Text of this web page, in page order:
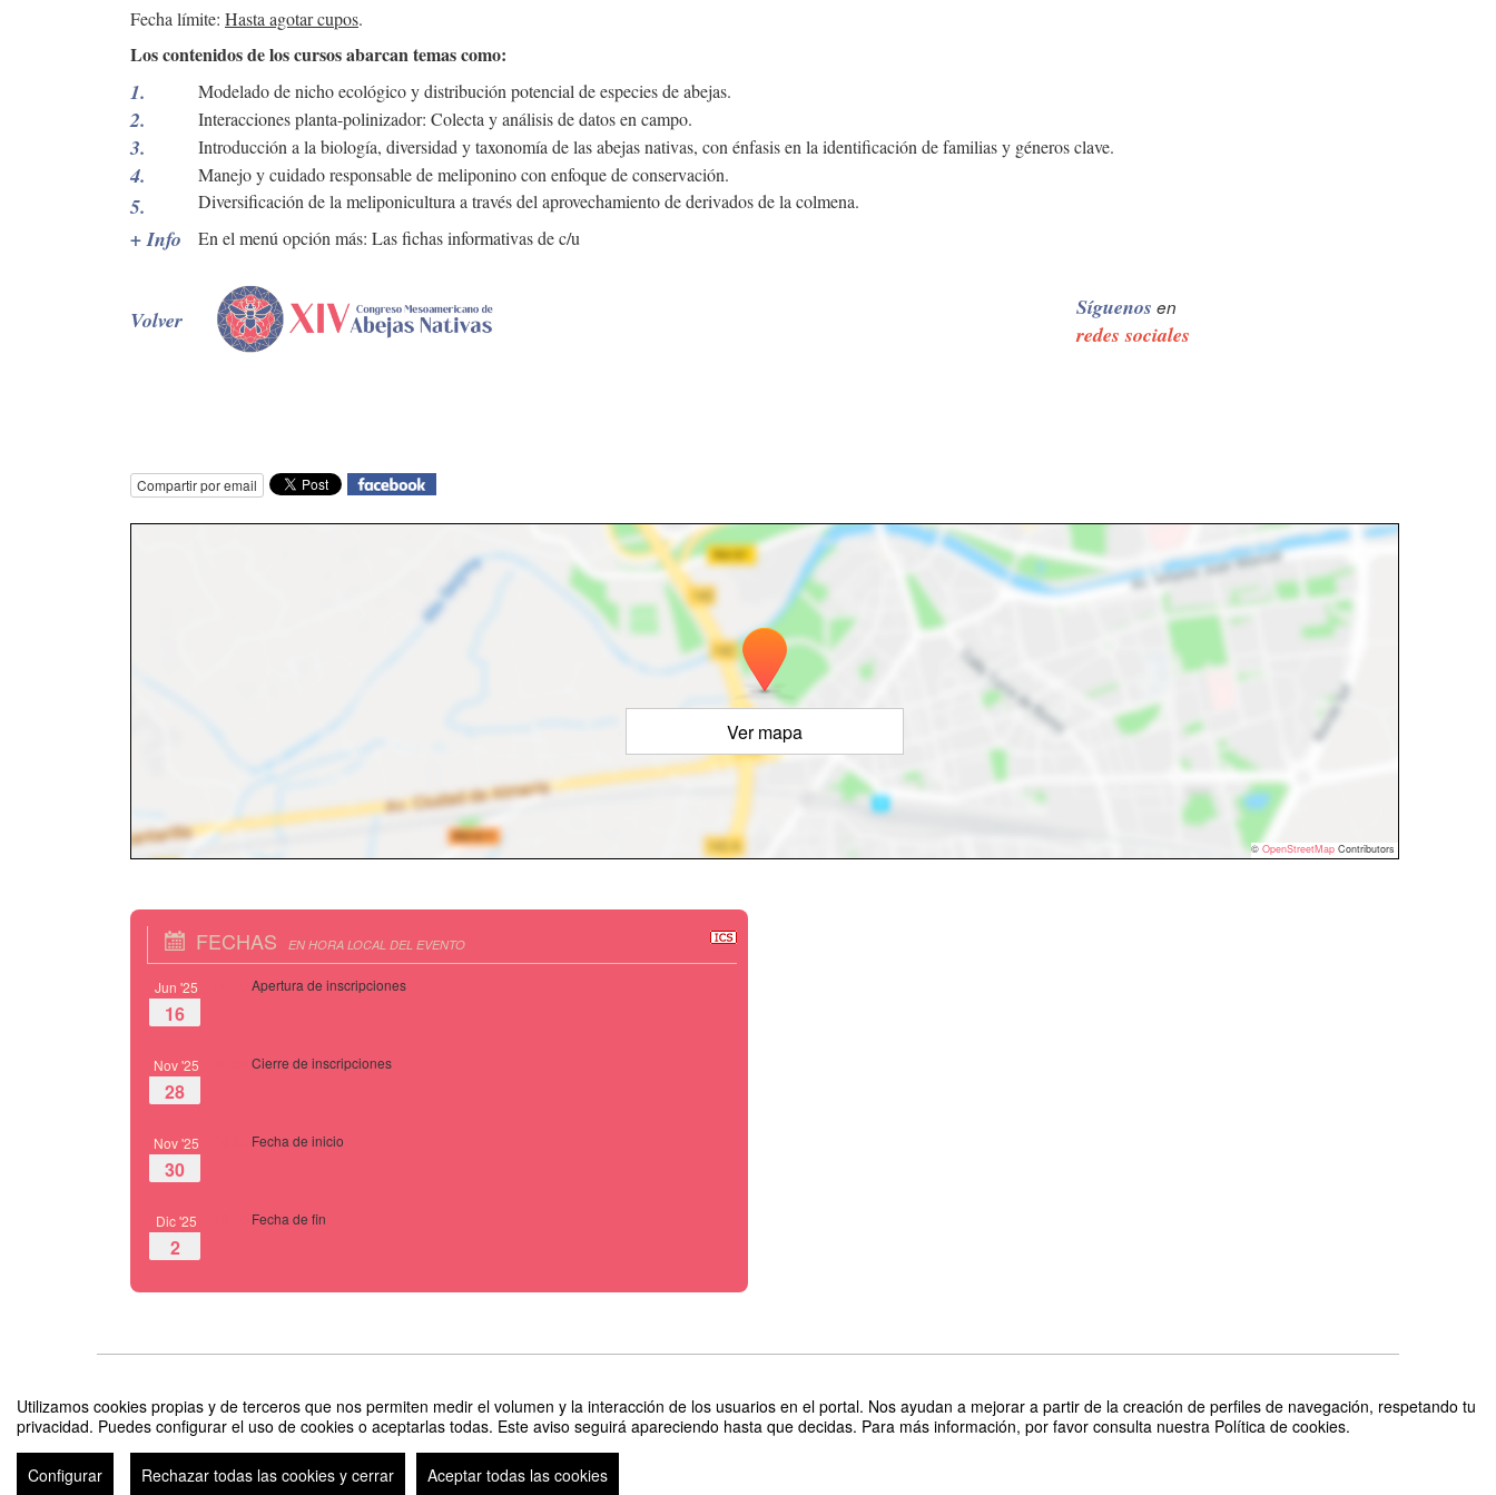
Utilizamos cookies propias y de terceros que nos permiten medir el volumen y la interacción de los usuarios en el portal. Nos ayudan a mejorar a partir de la creación de perfiles de navegación, respetando tu
privacidad. Puedes configurar el uso de cookies o aceptarlas todas. Este aviso seguirá apareciendo hasta que decidas. Para más información, por favor consulta nuestra Política de cookies.
Configurar Rechazar todas las cookies y cerrar Aceptar todas las cookies
Fecha límite: Hasta agotar cupos.
Los contenidos de los cursos abarcan temas como:
1. Modelado de nicho ecológico y distribución potencial de especies de abejas.
2. Interacciones planta-polinizador: Colecta y análisis de datos en campo.
3. Introducción a la biología, diversidad y taxonomía de las abejas nativas, con énfasis en la identificación de familias y géneros clave.
4. Manejo y cuidado responsable de meliponino con enfoque de conservación.
5. Diversificación de la meliponicultura a través del aprovechamiento de derivados de la colmena.
+ Info En el menú opción más: Las fichas informativas de c/u
Volver Síguenos en
redes sociales
Compartir por email
Ver mapa
© OpenStreetMap Contributors
FECHAS EN HORA LOCAL DEL EVENTO
Jun '25
16
Apertura de inscripciones
Nov '25
28
Cierre de inscripciones
Nov '25
30
Fecha de inicio
Dic '25
2
Fecha de fin
Organizado por El Centro de Investigaciones Apícolas Tropicales - CINAT de la Universidad Nacional - UNA, la Universidad Técnica Nacional - UTN, el Instituto Nacional de Aprendizaje - INA, el Refugio
Lapa Verde - Fundación Ecovida y Abejas Nativas Costa Rica